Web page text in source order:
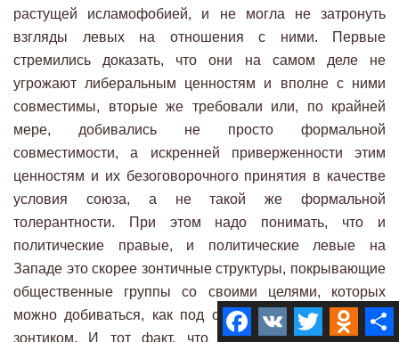
растущей исламофобией, и не могла не затронуть
взгляды левых на отношения с ними. Первые
стремились доказать, что они на самом деле не
угрожают либеральным ценностям и вполне с ними
совместимы, вторые же требовали или, по крайней
мере, добивались не просто формальной
совместимости, а искренней приверженности этим
ценностям и их безоговорочного принятия в качестве
условия союза, а не такой же формальной
толерантности. При этом надо понимать, что и
политические правые, и политические левые на
Западе это скорее зонтичные структуры, покрывающие
общественные группы со своими целями, которых
можно добиваться, как под одним, так и под другим
зонтиком. И тот факт, что помимо толерантных к
Facebook
VK Twitter